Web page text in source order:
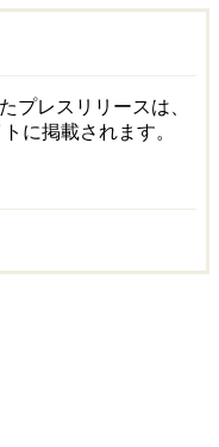
プレスリリースは、
に掲載されます。